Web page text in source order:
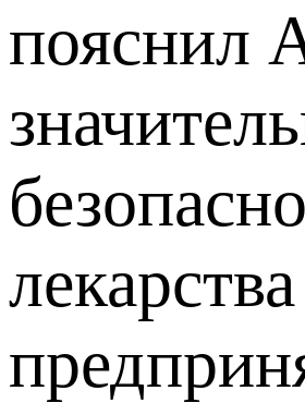
пояснил